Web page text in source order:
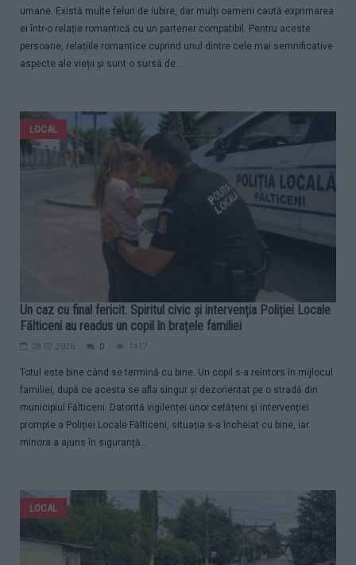
umane. Există multe feluri de iubire, dar mulți oameni caută exprimarea
ei într-o relație romantică cu un partener compatibil. Pentru aceste
persoane, relațiile romantice cuprind unul dintre cele mai semnificative
aspecte ale vieții și sunt o sursă de...
LOCAL
Un caz cu final fericit. Spiritul civic și intervenția Poliției Locale
Fălticeni au readus un copil în brațele familiei
28.07.2026 0 1417
Totul este bine când se termină cu bine. Un copil s-a reîntors în mijlocul
familiei, după ce acesta se afla singur și dezorientat pe o stradă din
municipiul Fălticeni. Datorită vigilenței unor cetățeni și intervenției
prompte a Poliției Locale Fălticeni, situația s-a încheiat cu bine, iar
minora a ajuns în siguranță...
LOCAL